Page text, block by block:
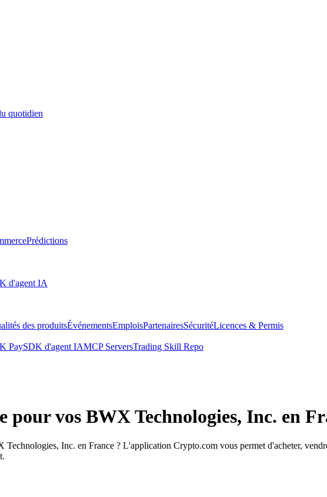
quotidien
Prédictions
d'agent IA
des produitsÉvénementsEmploisPartenairesSécuritéLicences & Permis
PaySDK d'agent IAMCP ServersTrading Skill Repo
pour vos BWX Technologies, Inc. en
Inc. en France ? L'application Crypto.com vous permet d'acheter,